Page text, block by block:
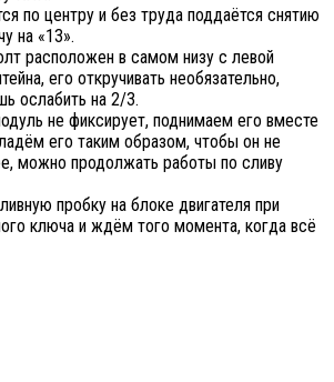
по центру и без труда поддаётся снятию
на «13».
расположен в самом низу с левой
его откручивать необязательно,
ослабить на 2/3.
не фиксирует, поднимаем его вместе
его таким образом, чтобы он не
можно продолжать работы по сливу
пробку на блоке двигателя при
ключа и ждём того момента, когда всё